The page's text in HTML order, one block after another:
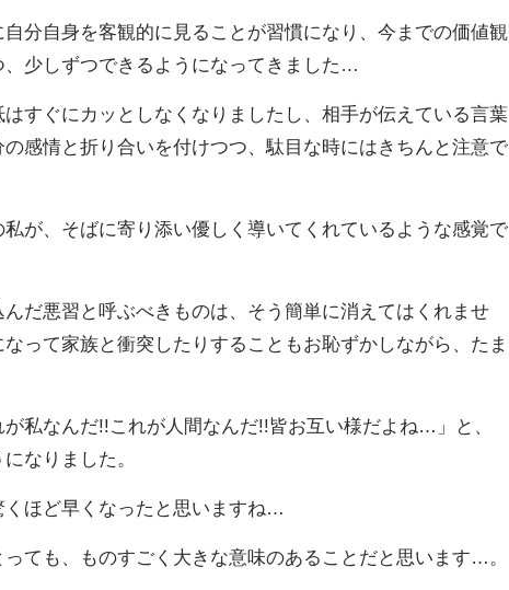
分自身を客観的に見ることが習慣になり、今までの価値観
、少しずつできるようになってきました…
すぐにカッとしなくなりましたし、相手が伝えている言葉
感情と折り合いを付けつつ、駄目な時にはきちんと注意で
が、そばに寄り添い優しく導いてくれているような感覚で
だ悪習と呼ぶべきものは、そう簡単に消えてはくれませ
って家族と衝突したりすることもお恥ずかしながら、たま
私なんだ!!これが人間なんだ!!皆お互い様だよね…」と、
なりました。
ほど早くなったと思いますね…
ても、ものすごく大きな意味のあることだと思います…。